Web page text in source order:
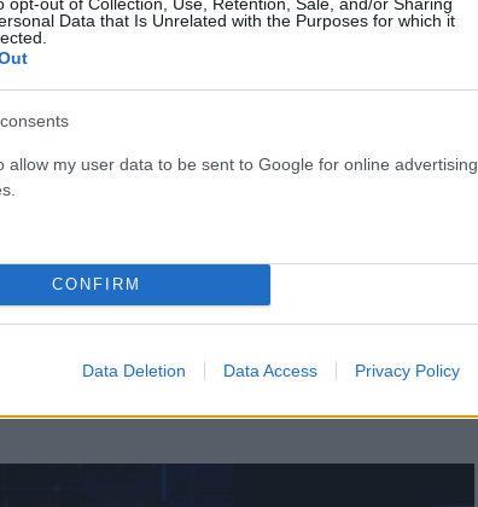
Data that Is Unrelated with the Purposes for which it
allow my user data to be sent to Google for online advertising
CONFIRM
Data Deletion Data Access Privacy Policy
το ΠΑΣΟΚ και προσωπικά προς τον Νίκο Ανδρουλάκη.
στοιχειώδης συνεννόηση στα κορυφαία θεσμικά
οι Ανεξάρτητες Αρχές, αφήνοντας να εννοηθεί ότι η
ουσιαστικά ανύπαρκτη.
το επίπεδο της πολιτικής αντιπαράθεσης,
πως οι εκλογές θα γίνουν στο τέλος της
συμμετέχουν ουσιαστικά σε κρίσιμες θεσμικές
το δίλημμα της πολιτικής σταθερότητας απέναντι
ανάγνωση, αδυνατεί να διαμορφώσει αξιόπιστη